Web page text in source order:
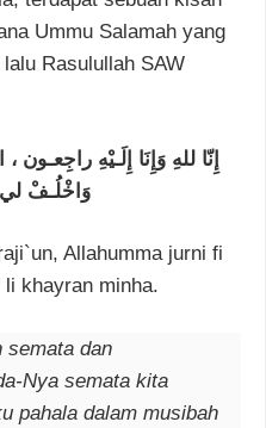
Ummu Salamah yang
Rasulullah SAW
إِنّا للهِ وَإِنَا إِلَـيْهِ
وَاخْلُـفْ لي
Allahumma jurni fi
li khayran minha.
semata dan
Nya semata kita
pahala dalam musibah